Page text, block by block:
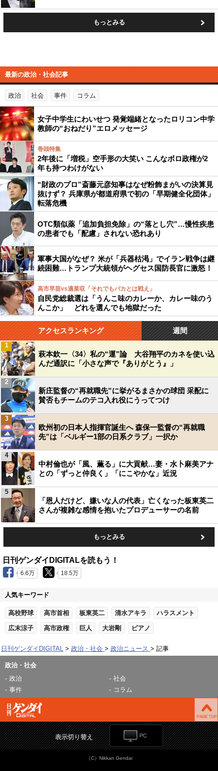
もっとみる
最新の政治・社会記事
政治 社会 事件 コラム
女子中学生にわいせつ 発覚端緒となったロリコン中学
教師の“おねだり”エロメッセージ
巻頭特集
2年後に「増税」空手形の大笑い こんなボロ政権が2
年も持つわけがない
“財政のプロ”斎藤元彦知事はなぜ粉飾まがいの決算見
抜けず？ 兵庫県が都道府県で初の「早期健全化団体」
転落危機
OTC類似薬「追加負担免除」の“落とし穴”…慢性疾患
の患者でも「配慮」されない恐れあり
軍事大国がなぜ？ 米が「兵器枯渇」でイラン戦争は継
続困難…トランプ大統領がヘグセス国防長官に激怒！
高市早苗vs適菜収「それでもバカとは戦え」
自民党総裁選は「うんこ味のカレーか、カレー味のう
んこか」 どれを選んでも地獄だった
アクセスランキング 週間
萩本欽一〈34〉私の“運”論 大谷翔平のカネを使い込
んだ通訳に「小さな声で『ありがとう』」
1
新庄監督の“再就職先”に挙がるまさかの球団 采配に
賛否もチームのテコ入れ役にうってつけ
2
欧州初の日本人指揮官誕生へ 森保一監督の“再就職
先”は「ベルギー1部の日系クラブ」一択か
3
中村倫也が「風、薫る」に大貢献…妻・水卜麻美アナ
との「ずっと仲良く」「にこやかな」近況
4
「恩人だけど、嫌いな人の代表」亡くなった板東英二
さんが複雑な感情を抱いたプロデューサーの名前
5
もっとみる
日刊ゲンダイDIGITALを読もう！
6.6万 18.5万
人気キーワード
高校野球 高市首相 板東英二 清水アキラ ハラスメント
広末涼子 高市政権 巨人 大岩剛 ピアノ
日刊ゲンダイDIGITAL 政治・社会 政治ニュース 記事
政治・社会
政治
社会
事件
コラム
表示切り替え
（C）Nikkan Gendai